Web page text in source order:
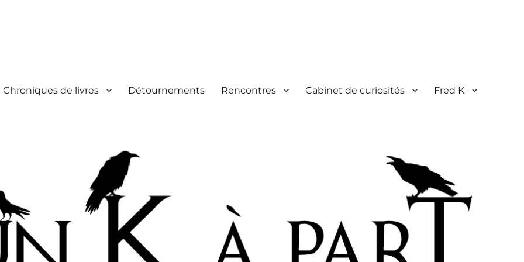
Chroniques de livres Détournements Rencontres Cabinet de curiosités Fred K